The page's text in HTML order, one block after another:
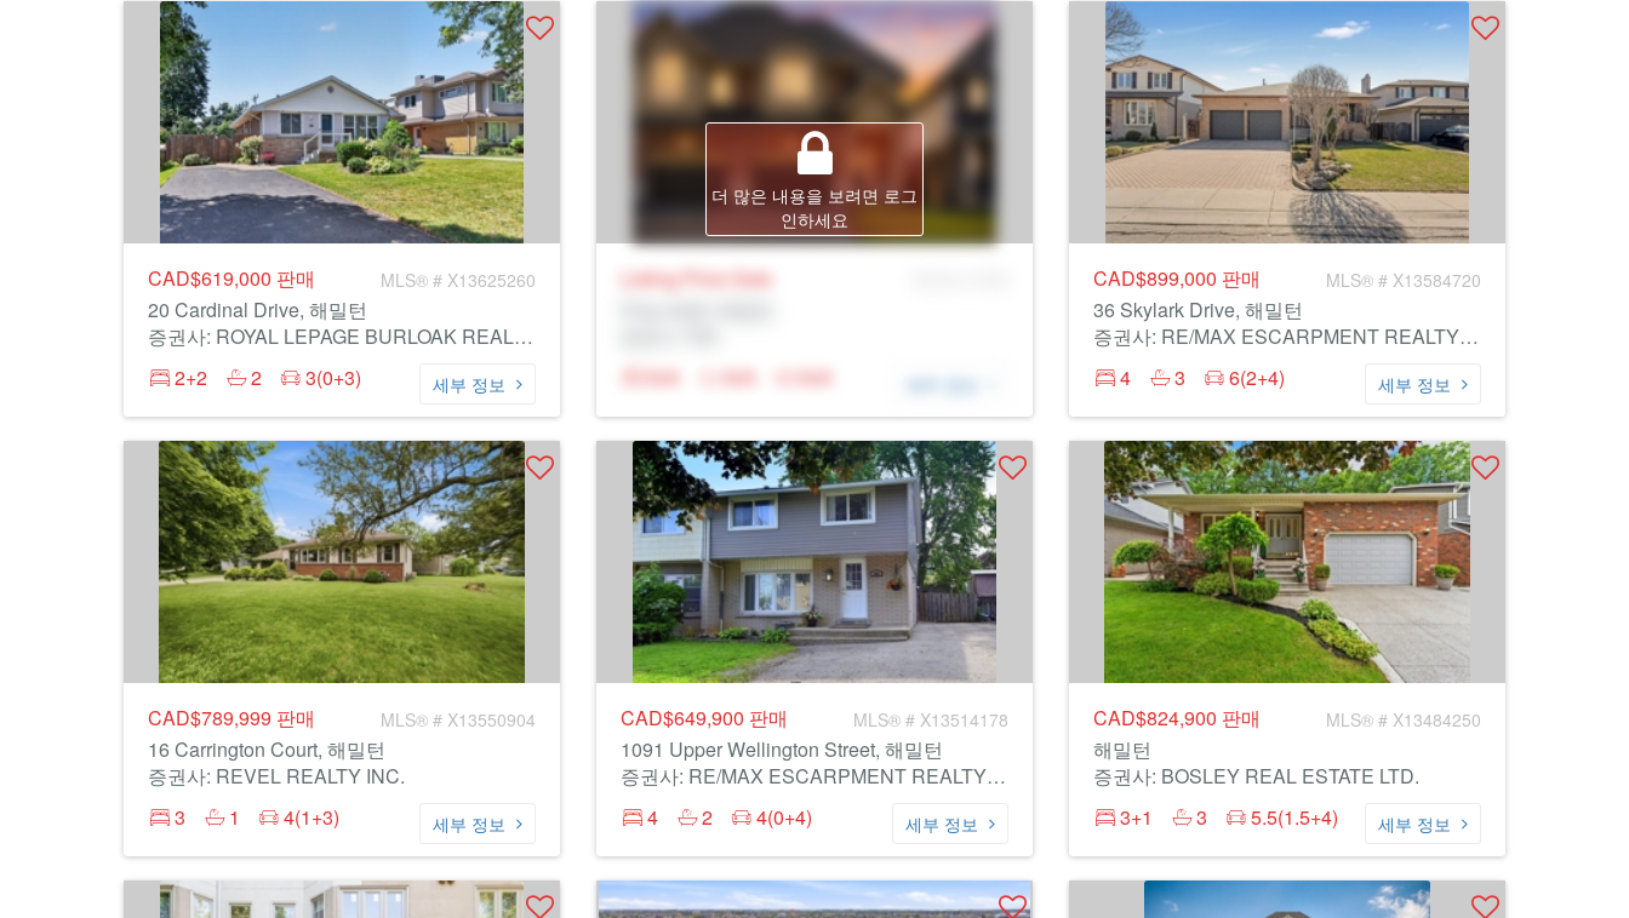
CAD$619,000 판매 MLS® # X13625260
20 Cardinal Drive, 해밀턴
증권사: ROYAL LEPAGE BURLOAK REAL ESTATE SERVICES
2+2
2 3(0+3) 세부 정보
더 많은 내용을 보려면 로그
인하세요
Listing Price Sale
N/A
N/A N/A
CAD$899,000 판매 MLS® # X13584720
36 Skylark Drive, 해밀턴
증권사: RE/MAX ESCARPMENT REALTY INC.
4
3 6(2+4) 세부 정보
CAD$789,999 판매 MLS® # X13550904
16 Carrington Court, 해밀턴
증권사: REVEL REALTY INC.
3
1 4(1+3) 세부 정보
CAD$649,900 판매 MLS® # X13514178
1091 Upper Wellington Street, 해밀턴
증권사: RE/MAX ESCARPMENT REALTY INC.
4
2 4(0+4) 세부 정보
CAD$824,900 판매 MLS® # X13484250
해밀턴
증권사: BOSLEY REAL ESTATE LTD.
3+1
3 5.5(1.5+4) 세부 정보